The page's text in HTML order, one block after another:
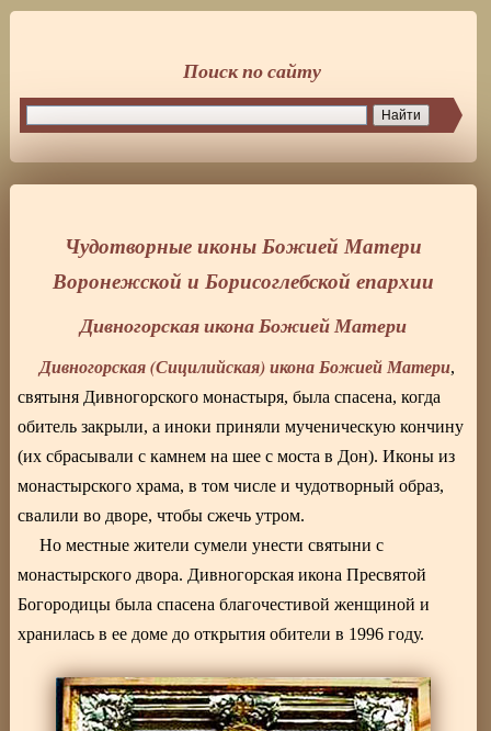
Чудотворные иконы Божией Матери
Воронежской и Борисоглебской епархии
Дивногорская икона Божией Матери
Дивногорская (Сицилийская) икона Божией Матери,
святыня Дивногорского монастыря, была спасена, когда
обитель закрыли, а иноки приняли мученическую кончину
(их сбрасывали с камнем на шее с моста в Дон). Иконы из
монастырского храма, в том числе и чудотворный образ,
свалили во дворе, чтобы сжечь утром.
Но местные жители сумели унести святыни с
монастырского двора. Дивногорская икона Пресвятой
Богородицы была спасена благочестивой женщиной и
хранилась в ее доме до открытия обители в 1996 году.
Поиск по сайту